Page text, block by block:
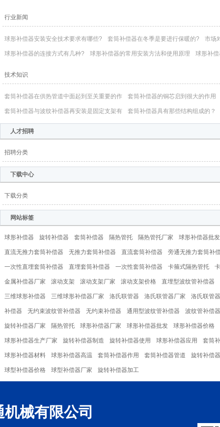
行业新闻
球形补偿器安装安全技术要求有哪些? 套筒补偿器在冬季是要进行保暖的? 市场
球形补偿器的连接方式有几种? 球形补偿器的常用安装方法和使用原理 球形补
技术知识
套筒补偿器在供热管道中面起到至关重要的作 套筒补偿器的铜芯启到很大的作用
套筒补偿器与波纹补偿器再安装是固定支架有 套筒补偿器具有那些结构组成的？
人才招聘
招聘分类
下载中心
下载分类
网站标签
球形补偿器 旋转补偿器 套筒补偿器 隔热管托 隔热管托厂家 球形补偿器批发
直流无推力套筒补偿器 无推力套筒补偿器 直流套筒补偿器 旁通无推力套筒补
一次性直埋套筒补偿器 直埋套筒补偿器 一次性套筒补偿器 卡箍式隔热管托
金属补偿器厂家 滚动支架 滚动支架厂家 滚动支架价格 直埋型波纹管补偿器
三维球形补偿器 三维球形补偿器厂家 洛氏联管器 洛氏联管器厂家 洛氏联管
补偿器 无约束波纹管补偿器 无约束补偿器 通用型波纹管补偿器 波纹管补偿
旋转补偿器厂家 隔热管托 球形补偿器厂家 球形补偿器批发 球形补偿器价格
球形补偿器生产厂家 旋转补偿器制造 旋转补偿器使用 球形补偿器应用 套筒
球形补偿器材料 球形补偿器高温 套筒补偿器作用 套筒补偿器管道 旋转补偿
球型补偿器价格 球型补偿器厂家 旋转补偿器加工
械有限公司